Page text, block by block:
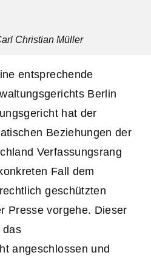
Christian Müller
entsprechende
Berlin
hat der
Beziehungen der
Verfassungsrang
Fall dem
geschützten
Presse vorgehe. Dieser
das
angeschlossen und